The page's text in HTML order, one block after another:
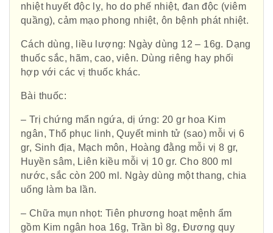
nhiệt huyết độc lỵ, ho do phế nhiệt, đan độc (viêm
quầng), cảm mạo phong nhiệt, ôn bệnh phát nhiệt.
Cách dùng, liều lượng: Ngày dùng 12 – 16g. Dạng
thuốc sắc, hãm, cao, viên. Dùng riêng hay phối
hợp với các vị thuốc khác.
Bài thuốc:
– Trị chứng mẩn ngứa, dị ứng: 20 gr hoa Kim
ngân, Thổ phục linh, Quyết minh tử (sao) mỗi vị 6
gr, Sinh địa, Mạch môn, Hoàng đằng mỗi vị 8 gr,
Huyền sâm, Liên kiều mỗi vị 10 gr. Cho 800 ml
nước, sắc còn 200 ml. Ngày dùng một thang, chia
uống làm ba lần.
– Chữa mụn nhọt: Tiên phương hoạt mệnh ẩm
gồm Kim ngân hoa 16g, Trần bì 8g, Đương quy